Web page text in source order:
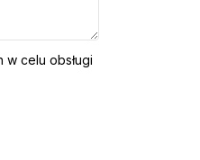
celu obsługi